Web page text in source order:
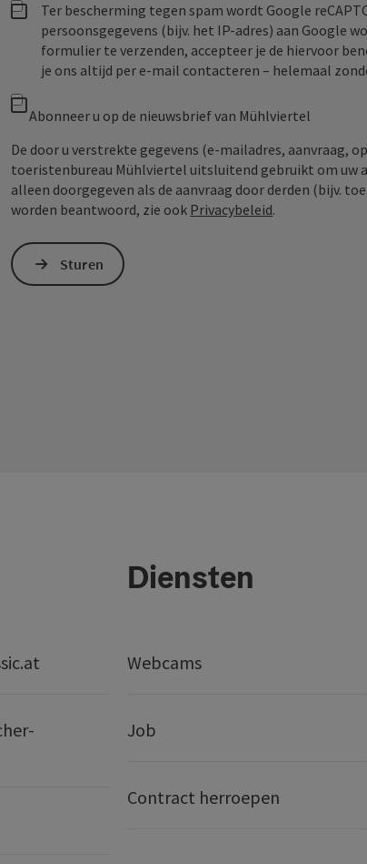
Ter bescherming tegen spam wordt Google
persoonsgegevens (bijv. het IP-adres) aan Google
formulier te verzenden, accepteer je de hiervoor
je ons altijd per e‑mail contacteren – helemaal
Abonneer u op de nieuwsbrief van Mühlviertel
De door u verstrekte gegevens (e-mailadres, aanvraag,
toeristenbureau Mühlviertel uitsluitend gebruikt om uw
alleen doorgegeven als de aanvraag door derden (bijv.
worden beantwoord, zie ook Privacybeleid.
Sturen
Diensten
Webcams
Job
Contract herroepen